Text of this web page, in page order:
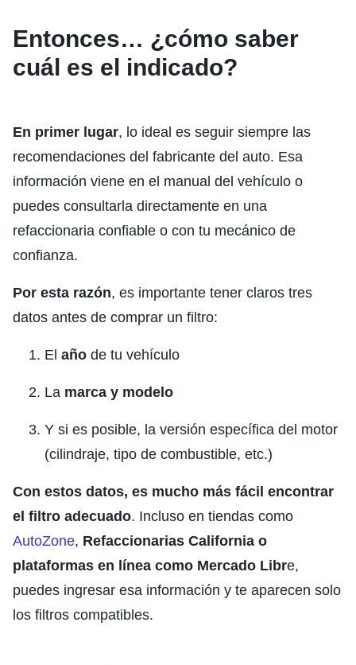
Entonces… ¿cómo saber
cuál es el indicado?
En primer lugar, lo ideal es seguir siempre las
recomendaciones del fabricante del auto. Esa
información viene en el manual del vehículo o
puedes consultarla directamente en una
refaccionaria confiable o con tu mecánico de
confianza.
Por esta razón, es importante tener claros tres
datos antes de comprar un filtro:
El año de tu vehículo
La marca y modelo
Y si es posible, la versión específica del motor
(cilindraje, tipo de combustible, etc.)
Con estos datos, es mucho más fácil encontrar
el filtro adecuado. Incluso en tiendas como
AutoZone, Refaccionarias California o
plataformas en línea como Mercado Libre,
puedes ingresar esa información y te aparecen solo
los filtros compatibles.